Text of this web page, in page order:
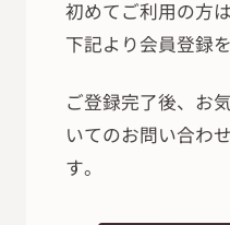
初めてご利用の方は
下記より会員登録
ご登録完了後、お
いてのお問い合わ
す。